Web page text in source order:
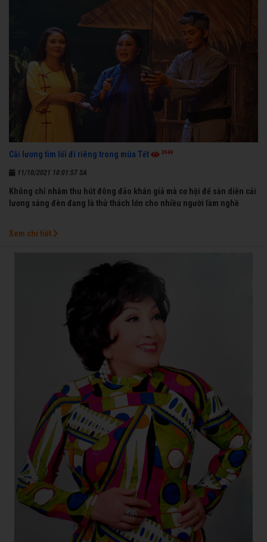
Cải lương tìm lối đi riêng trong mùa Tết 3949
11/10/2021 10:01:57 SA
Không chỉ nhằm thu hút đông đảo khán giả mà cơ hội để sàn diễn cải
lương sáng đèn đang là thử thách lớn cho nhiều người làm nghề
Xem chi tiết